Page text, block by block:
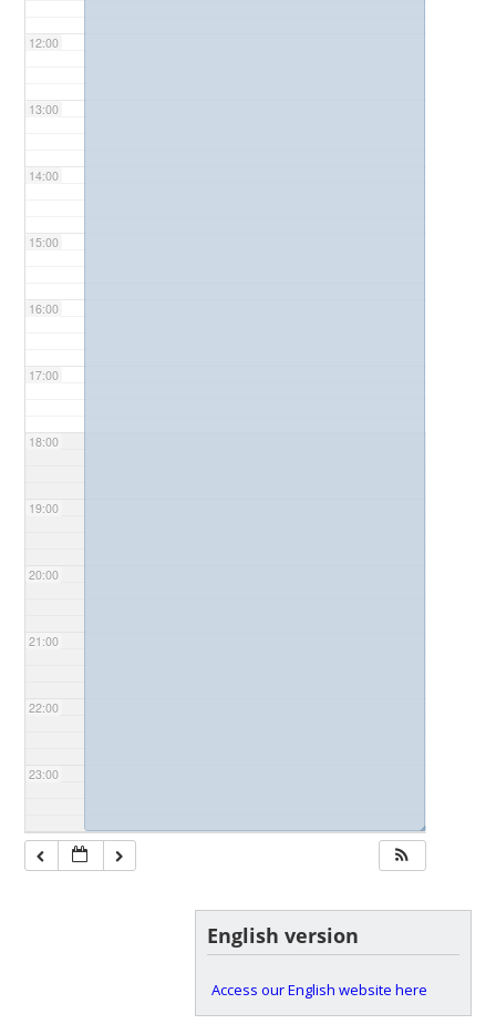
12:00
13:00
14:00
15:00
16:00
17:00
18:00
19:00
20:00
21:00
22:00
23:00
◢
English version
Access our English website here